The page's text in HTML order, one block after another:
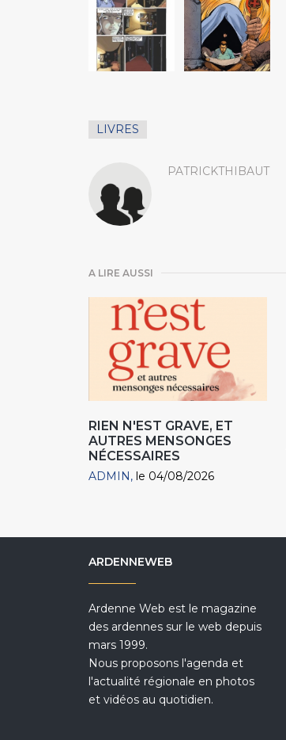
LIVRES
PATRICKTHIBAUT
A LIRE AUSSI
RIEN N'EST GRAVE, ET
AUTRES MENSONGES
NÉCESSAIRES
ADMIN le 04/08/2026
ARDENNEWEB
Ardenne Web est le magazine
des ardennes sur le web depuis
mars 1999.
Nous proposons l'agenda et
l'actualité régionale en photos
et vidéos au quotidien.